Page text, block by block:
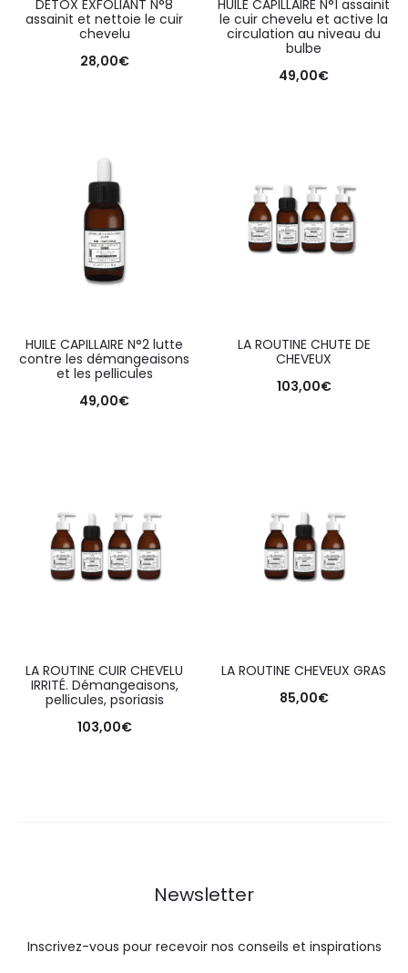
DETOX EXFOLIANT N°8
assainit et nettoie le cuir
chevelu
28,00€
HUILE CAPILLAIRE N°1 assainit
le cuir chevelu et active la
circulation au niveau du
bulbe
49,00€
HUILE CAPILLAIRE N°2 lutte
contre les démangeaisons
et les pellicules
49,00€
LA ROUTINE CHUTE DE
CHEVEUX
103,00€
LA ROUTINE CUIR CHEVELU
IRRITÉ. Démangeaisons,
pellicules, psoriasis
103,00€
LA ROUTINE CHEVEUX GRAS
85,00€
Newsletter
Inscrivez-vous pour recevoir nos conseils et inspirations